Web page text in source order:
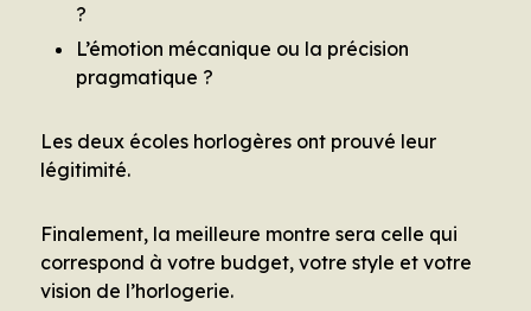
?
L’émotion mécanique ou la précision
pragmatique ?
Les deux écoles horlogères ont prouvé leur
légitimité.
Finalement, la meilleure montre sera celle qui
correspond à votre budget, votre style et votre
vision de l’horlogerie.